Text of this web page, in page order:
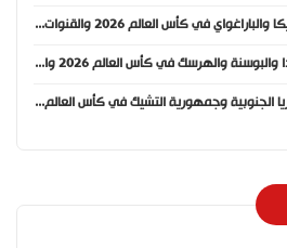
موعد مباراة أمريكا والباراغواي في كأس العالم 2026 والقنوات الناقلة
موعد مباراة كندا والبوسنة والهرسك في كأس العالم 2026 والقنوات الناقلة
موعد مباراة كوريا الجنوبية وجمهورية التشيك في كأس العالم 2026 والقنوات الناقلة